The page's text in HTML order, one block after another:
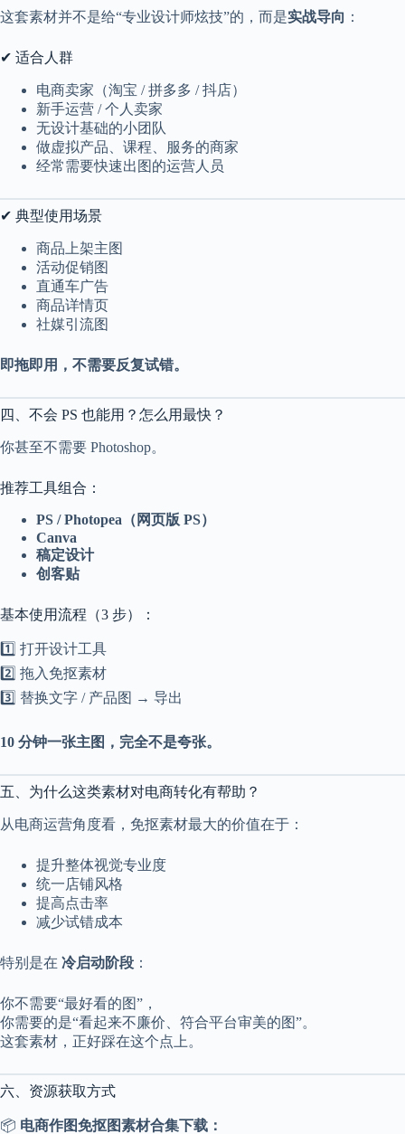
这套素材并不是给“专业设计师炫技”的，而是实战导向 ：
✔ 适合人群
电商卖家（淘宝 / 拼多多 / 抖店）
新手运营 / 个人卖家
无设计基础的小团队
做虚拟产品、课程、服务的商家
经常需要快速出图的运营人员
✔ 典型使用场景
商品上架主图
活动促销图
直通车广告
商品详情页
社媒引流图
即拖即用，不需要反复试错。
四、不会 PS 也能用？怎么用最快？
你甚至不需要 Photoshop。
推荐工具组合：
PS / Photopea（网页版 PS）
Canva
稿定设计
创客贴
基本使用流程（3 步）：
1️⃣ 打开设计工具
2️⃣ 拖入免抠素材
3️⃣ 替换文字 / 产品图 → 导出
10 分钟一张主图，完全不是夸张。
五、为什么这类素材对电商转化有帮助？
从电商运营角度看，免抠素材最大的价值在于：
提升整体视觉专业度
统一店铺风格
提高点击率
减少试错成本
特别是在 冷启动阶段 ：
你不需要“最好看的图”，
你需要的是“看起来不廉价、符合平台审美的图”。
这套素材，正好踩在这个点上。
六、资源获取方式
📦 电商作图免抠图素材合集下载：